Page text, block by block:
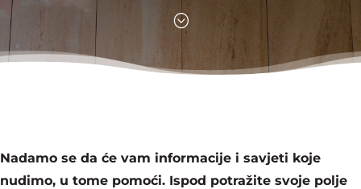
;
Nadamo se da će vam informacije i savjeti koje
nudimo, u tome pomoći. Ispod potražite svoje polje